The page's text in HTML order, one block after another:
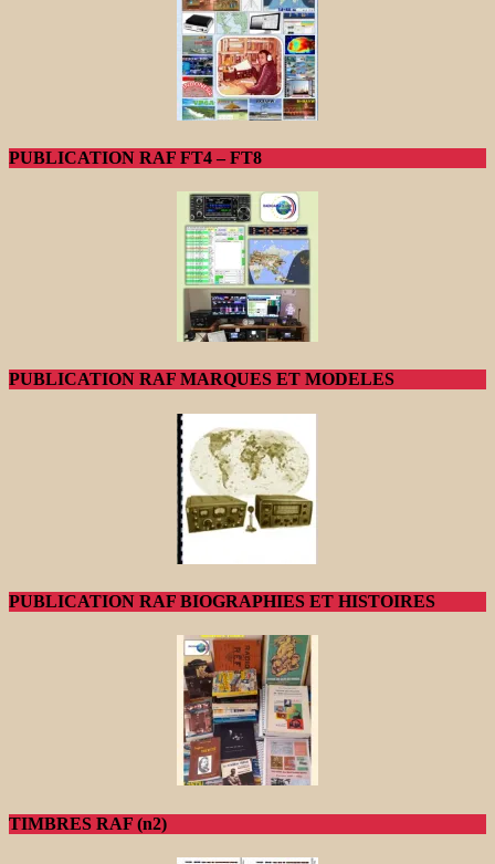
PUBLICATION RAF FT4 – FT8
PUBLICATION RAF MARQUES ET MODELES
PUBLICATION RAF BIOGRAPHIES ET HISTOIRES
TIMBRES RAF (n2)